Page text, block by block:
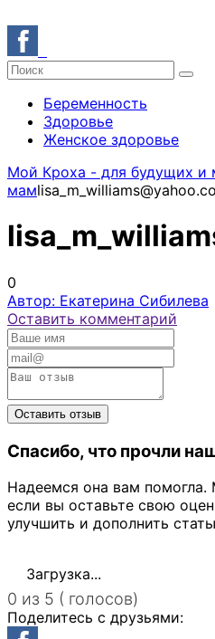
Беременность
Здоровье
Женское здоровье
Мой Кроха - для будущих и
мам
0
Автор: Екатерина Сибилева
Оставить комментарий
Спасибо, что прочли
Надеемся она вам
если вы оставьте свою
улучшить и дополнить
Загрузка...
0 из 5 ( голосов)
Поделитесь с друзьями: